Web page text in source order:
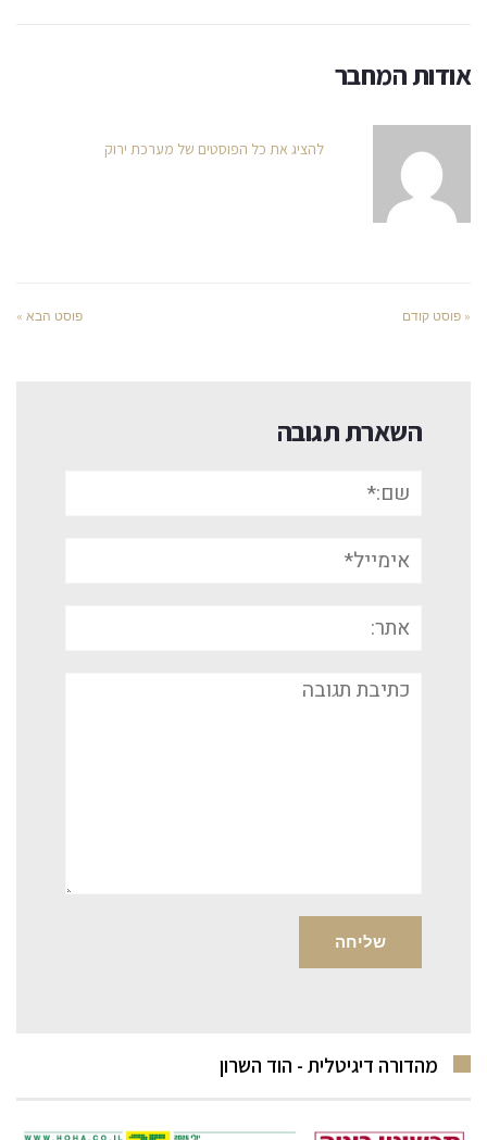
אודות המחבר
להציג את כל הפוסטים של מערכת ירוק
« פוסט קודם פוסט הבא »
השארת תגובה
אימייל*
תגובה
מהדורה דיגיטלית - הוד השרון